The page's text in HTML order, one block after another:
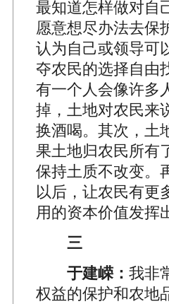
最知道怎样做对自
愿意想尽办法去保
认为自己或领导可
夺农民的选择自由
有一个人会像许多
掉，土地对农民来
换酒喝。其次，土
果土地归农民所有
保持土质不改变。
以后，让农民有更
用的资本价值发挥
三
于建嵘： 我非
权益的保护和农地